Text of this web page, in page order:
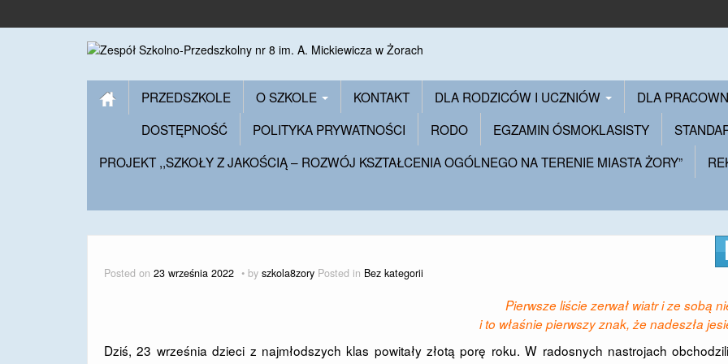
PRZEDSZKOLE O SZKOLE KONTAKT DLA RODZICÓW I UCZNIÓW DLA
DOSTĘPNOŚĆ
POLITYKA PRYWATNOŚCI RODO EGZAMIN ÓSMOKLASISTY
PROJEKT ,,SZKOŁY Z JAKOŚCIĄ – ROZWÓJ KSZTAŁCENIA OGÓLNEGO NA TERENIE MIASTA ŻORY”
Posted on 23 września 2022 by szkola8zory Posted in Bez kategorii
Pierwsze liście zerwał wiatr i ze sobą
i to właśnie pierwszy znak, że nadeszła
Dziś, 23 września dzieci z najmłodszych klas powitały złotą porę roku. W radosnych nastrojach